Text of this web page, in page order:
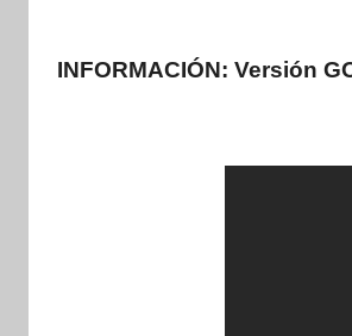
INFORMACIÓN: Versión